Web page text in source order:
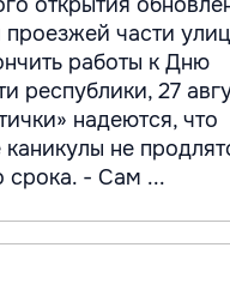
части
работы к Дню
республики, 27
надеются, что
не
срока. - Сам ...